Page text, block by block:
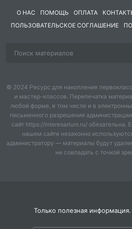
ребенок. Именно поэтому можно
современное образование - это
здоровья учащихся и
преподавателю необходимо
сохранять высокую
долголетие.
Напряжённая работа
хроническая усталость,
радоваться жизни и бороться с
способная адекватно
О НАС ПОМОЩЬ ОПЛАТА
ПОЛЬЗОВАТЕЛЬСКОЕ СОГЛАШЕНИЕ
© 2024 Ресурс для накопления
и мастер-классов. Перепечатка
любой форме, в том числе и в
письменного разрешения
сайт https://interesarium.ru/ обязательна.
нашем сайте незаконно
администратору — материалы будут
не совпадать с точкой
Только полезная